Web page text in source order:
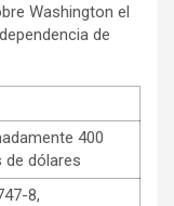
Washington el
de
400
de dólares
8,